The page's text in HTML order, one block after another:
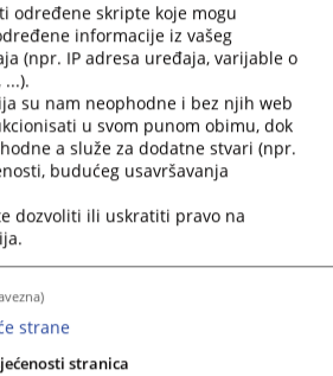
prijavakorupcije@pkbd.ba
2858 PREGLEDA
određene skripte koje mogu
informacije iz vašeg
(npr. IP adresa uređaja, varijable o
su nam neophodne i bez njih web
u svom punom obimu, dok
a služe za dodatne stvari (npr.
budućeg usavršavanja
dozvoliti ili uskratiti pravo na
strane
stranica